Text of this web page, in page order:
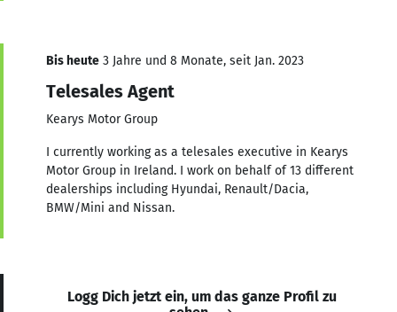
Bis heute 3 Jahre und 8 Monate, seit Jan. 2023
Telesales Agent
Kearys Motor Group
I currently working as a telesales executive in Kearys
Motor Group in Ireland. I work on behalf of 13 different
dealerships including Hyundai, Renault/Dacia,
BMW/Mini and Nissan.
Logg Dich jetzt ein, um das ganze Profil zu